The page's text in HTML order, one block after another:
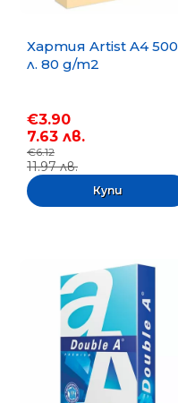
Хартия Artist A4 500
л. 80 g/m2
€3.90
7.63 лв.
€6.12
11.97 лв.